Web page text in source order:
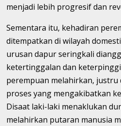
menjadi lebih progresif dan
Sementara itu, kehadiran
ditempatkan di wilayah
urusan dapur seringkali
ketertinggalan dan
perempuan melahirkan, justru
proses yang mengakibatkan
Disaat laki-laki menaklukan
melahirkan putaran manusia